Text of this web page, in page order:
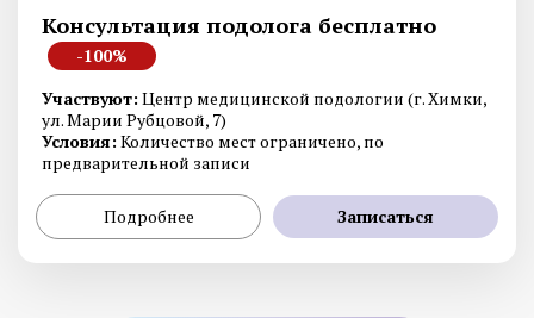
Консультация подолога бесплатно
-100%
Участвуют: Центр медицинской подологии (г. Химки,
ул. Марии Рубцовой, 7)
Условия: Количество мест ограничено, по
предварительной записи
Подробнее Записаться